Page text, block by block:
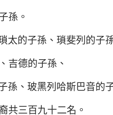
孫。
太的子孫、瑣斐列的子
吉德的子孫、
孫、玻黑列哈斯巴音的
共三百九十二名。